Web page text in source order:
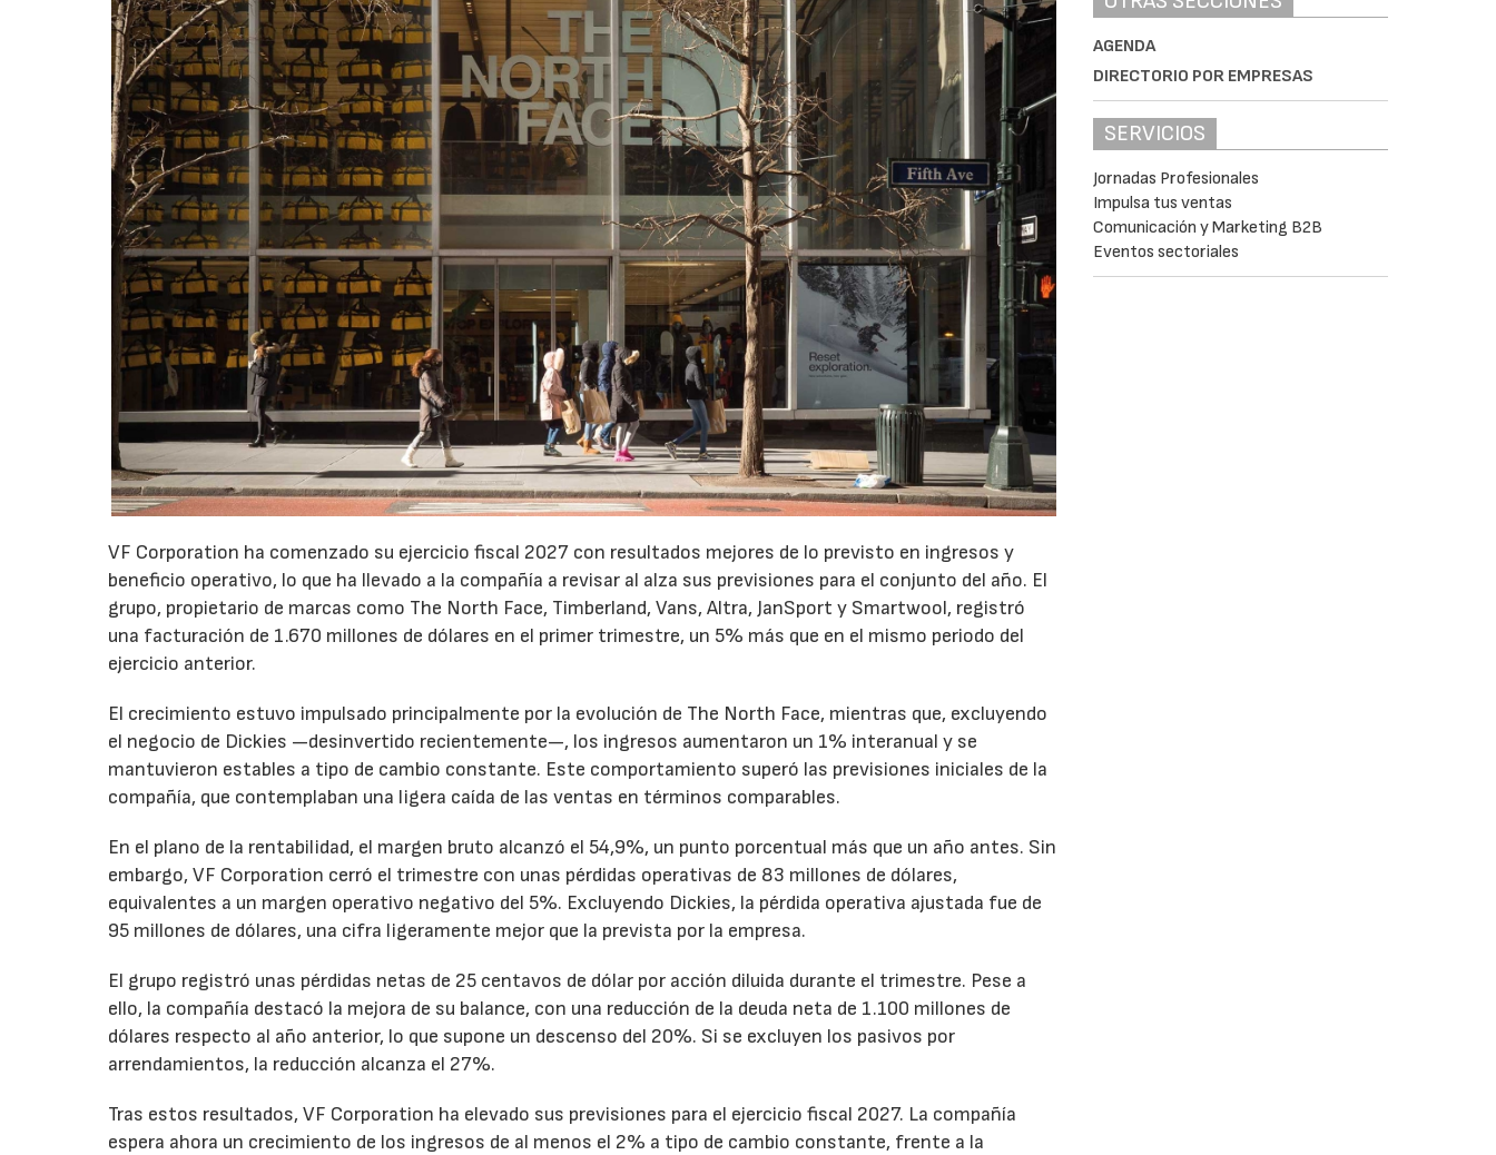
VF Corporation ha comenzado su ejercicio fiscal 2027 con resultados mejores de lo previsto en ingresos y
beneficio operativo, lo que ha llevado a la compañía a revisar al alza sus previsiones para el conjunto del año. El
grupo, propietario de marcas como The North Face, Timberland, Vans, Altra, JanSport y Smartwool, registró
una facturación de 1.670 millones de dólares en el primer trimestre, un 5% más que en el mismo periodo del
ejercicio anterior.
El crecimiento estuvo impulsado principalmente por la evolución de The North Face, mientras que, excluyendo
el negocio de Dickies —desinvertido recientemente—, los ingresos aumentaron un 1% interanual y se
mantuvieron estables a tipo de cambio constante. Este comportamiento superó las previsiones iniciales de la
compañía, que contemplaban una ligera caída de las ventas en términos comparables.
En el plano de la rentabilidad, el margen bruto alcanzó el 54,9%, un punto porcentual más que un año antes. Sin
embargo, VF Corporation cerró el trimestre con unas pérdidas operativas de 83 millones de dólares,
equivalentes a un margen operativo negativo del 5%. Excluyendo Dickies, la pérdida operativa ajustada fue de
95 millones de dólares, una cifra ligeramente mejor que la prevista por la empresa.
El grupo registró unas pérdidas netas de 25 centavos de dólar por acción diluida durante el trimestre. Pese a
ello, la compañía destacó la mejora de su balance, con una reducción de la deuda neta de 1.100 millones de
dólares respecto al año anterior, lo que supone un descenso del 20%. Si se excluyen los pasivos por
arrendamientos, la reducción alcanza el 27%.
Tras estos resultados, VF Corporation ha elevado sus previsiones para el ejercicio fiscal 2027. La compañía
espera ahora un crecimiento de los ingresos de al menos el 2% a tipo de cambio constante, frente a la
AGENDA
DIRECTORIO POR EMPRESAS
SERVICIOS
Jornadas Profesionales
Impulsa tus ventas
Comunicación y Marketing B2B
Eventos sectoriales